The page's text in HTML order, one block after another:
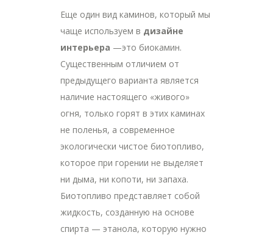
Еще один вид каминов, который мы
чаще используем в дизайне
интерьера —это биокамин.
Существенным отличием от
предыдущего варианта является
наличие настоящего «живого»
огня, только горят в этих каминах
не поленья, а современное
экологически чистое биотопливо,
которое при горении не выделяет
ни дыма, ни копоти, ни запаха.
Биотопливо представляет собой
жидкость, созданную на основе
спирта — этанола, которую нужно